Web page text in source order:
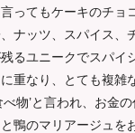
ってもケーキのチョ
ナッツ、スパイス、
るユニークでスパイ
重なり、とても複雑
物’と言われ、お金
鴨のマリアージュを